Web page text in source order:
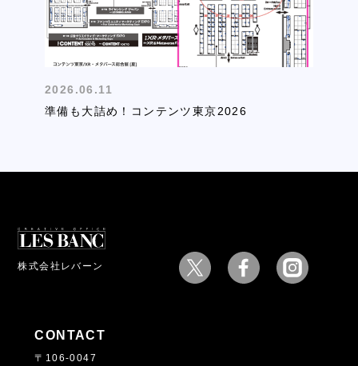
2026.06.11
準備も大詰め！コンテンツ東京2026
株式会社レバーン
CONTACT
〒106-0047